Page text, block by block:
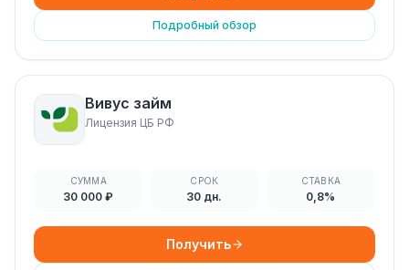
Подробный обзор
Вивус займ
Лицензия ЦБ РФ
СУММА
30 000 ₽
СРОК
30 дн.
СТАВКА
0,8%
Получить